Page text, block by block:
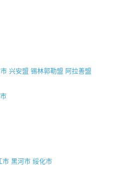
兴安盟 锡林郭勒盟 阿拉善盟
市 黑河市 绥化市